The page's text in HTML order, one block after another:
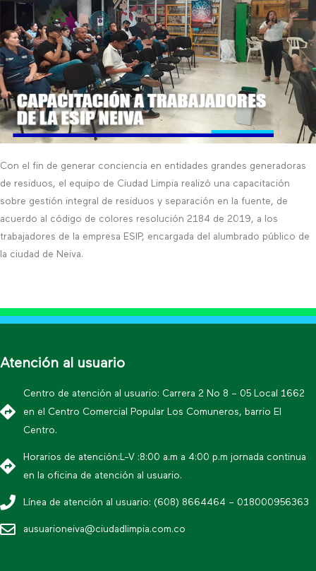
Con el fin de generar conciencia en entidades grandes generadoras
de residuos, el equipo de Ciudad Limpia realizó una capacitación
sobre gestión integral de residuos y separación en la fuente, de
acuerdo al código de colores resolución 2184 de 2019, a los
trabajadores de la empresa ESIP, encargada del alumbrado público de
la ciudad de Neiva.
Atención al usuario
Centro de atención al usuario: Carrera 2 No 8 – 05 Local 1662
en el Centro Comercial Popular Los Comuneros, barrio El
Centro.
Horarios de atención:L-V :8:00 a.m a 4:00 p.m jornada continua
en la oficina de atención al usuario.
Línea de atención al usuario: (608) 8664464 – 018000956363
ausuarioneiva@ciudadlimpia.com.co